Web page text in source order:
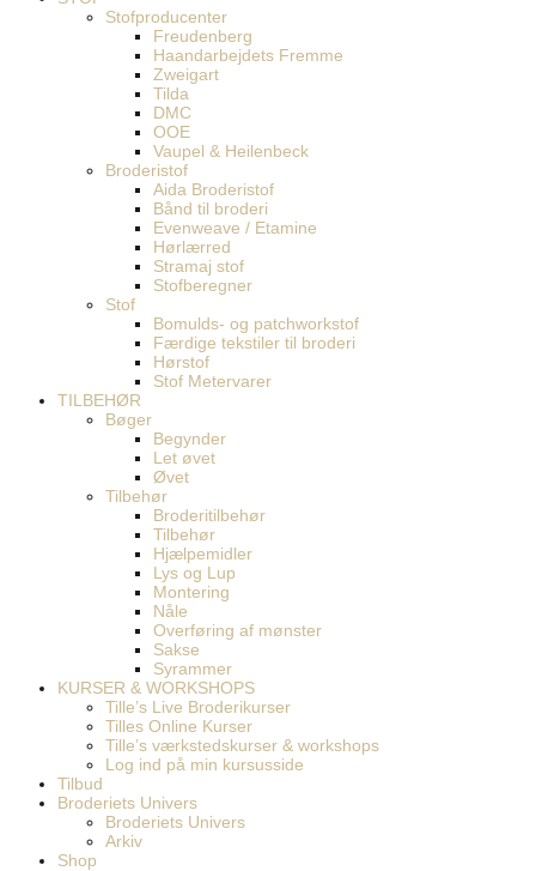
Stofproducenter
Freudenberg
Haandarbejdets Fremme
Zweigart
Tilda
DMC
OOE
Vaupel & Heilenbeck
Broderistof
Aida Broderistof
Bånd til broderi
Evenweave / Etamine
Hørlærred
Stramaj stof
Stofberegner
Stof
Bomulds- og patchworkstof
Færdige tekstiler til broderi
Hørstof
Stof Metervarer
TILBEHØR
Bøger
Begynder
Let øvet
Øvet
Tilbehør
Broderitilbehør
Tilbehør
Hjælpemidler
Lys og Lup
Montering
Nåle
Overføring af mønster
Sakse
Syrammer
KURSER & WORKSHOPS
Tille’s Live Broderikurser
Tilles Online Kurser
Tille’s værkstedskurser & workshops
Log ind på min kursusside
Tilbud
Broderiets Univers
Broderiets Univers
Arkiv
Shop